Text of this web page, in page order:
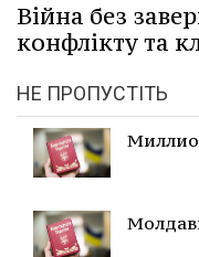
Війна без
конфлікту та
НЕ ПРОПУСТІТЬ